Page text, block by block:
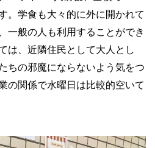
。学食も大々的に外に開かれて
一般の人も利用することができ
は、近隣住民として大人とし
ちの邪魔にならないよう気をつ
の関係で水曜日は比較的空いて